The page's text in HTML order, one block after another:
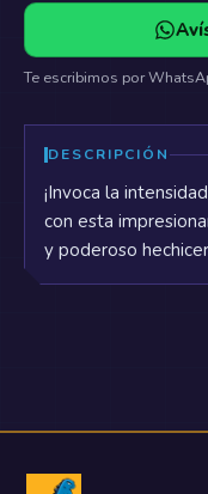
Te escribimos por
DESCRIPCIÓN
¡Invoca la
con esta
y poderoso